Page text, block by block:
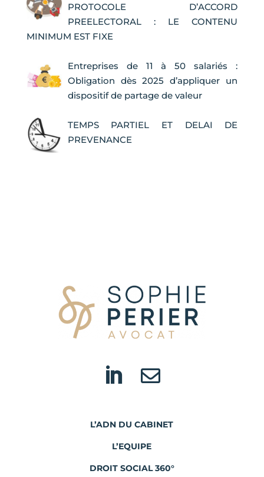
PROTOCOLE D’ACCORD
PREELECTORAL : LE CONTENU
MINIMUM EST FIXE
Entreprises de 11 à 50 salariés :
Obligation dès 2025 d’appliquer un
dispositif de partage de valeur
TEMPS PARTIEL ET DELAI DE
PREVENANCE
 
L’ADN DU CABINET
L’EQUIPE
DROIT SOCIAL 360°